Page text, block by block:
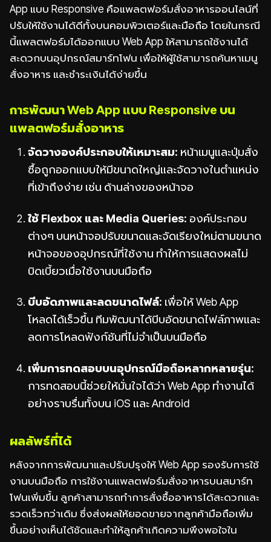
App แบบ Responsive คือแพลตฟอร์มสั่งอาหารออนไลน์ที่
ปรับให้ใช้งานได้ดีทั้งบนคอมพิวเตอร์และมือถือ โดยในกรณี
นี้แพลตฟอร์มได้ออกแบบ Web App ให้สามารถใช้งานได้
สะดวกบนอุปกรณ์สมาร์ทโฟน เพื่อให้ผู้ใช้สามารถค้นหาเมนู
สั่งอาหาร และชำระเงินได้ง่ายขึ้น
การพัฒนา Web App แบบ Responsive บน
แพลตฟอร์มสั่งอาหาร
จัดวางองค์ประกอบให้เหมาะสม: หน้าเมนูและปุ่มสั่ง
ซื้อถูกออกแบบให้มีขนาดใหญ่และจัดวางในตำแหน่ง
ที่เข้าถึงง่าย เช่น ด้านล่างของหน้าจอ
ใช้ Flexbox และ Media Queries: องค์ประกอบ
ต่างๆ บนหน้าจอปรับขนาดและจัดเรียงใหม่ตามขนาด
หน้าจอของอุปกรณ์ที่ใช้งาน ทำให้การแสดงผลไม่
บิดเบี้ยวเมื่อใช้งานบนมือถือ
บีบอัดภาพและลดขนาดไฟล์: เพื่อให้ Web App
โหลดได้เร็วขึ้น ทีมพัฒนาได้บีบอัดขนาดไฟล์ภาพและ
ลดการโหลดฟังก์ชันที่ไม่จำเป็นบนมือถือ
เพิ่มการทดสอบบนอุปกรณ์มือถือหลากหลายรุ่น:
การทดสอบนี้ช่วยให้มั่นใจได้ว่า Web App ทำงานได้
อย่างราบรื่นทั้งบน iOS และ Android
ผลลัพธ์ที่ได้
หลังจากการพัฒนาและปรับปรุงให้ Web App รองรับการใช้
งานบนมือถือ การใช้งานแพลตฟอร์มสั่งอาหารบนสมาร์ท
โฟนเพิ่มขึ้น ลูกค้าสามารถทำการสั่งซื้ออาหารได้สะดวกและ
รวดเร็วกว่าเดิม ซึ่งส่งผลให้ยอดขายจากลูกค้ามือถือเพิ่ม
ขึ้นอย่างเห็นได้ชัดและทำให้ลูกค้าเกิดความพึงพอใจใน